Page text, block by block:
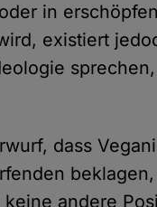
in
existiert
dass
andere